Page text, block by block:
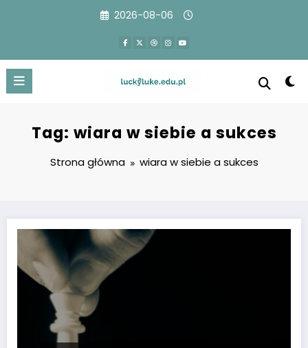
2026-08-06
Tag: wiara w siebie a sukces
Strona główna wiara w siebie a sukces